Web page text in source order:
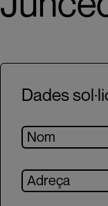
Dades